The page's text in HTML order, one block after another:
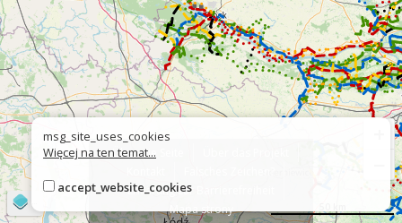
Über die Seite
Erklärung zur Barrierefreiheit
Mapa strony
msg_site_uses_cookies
Więcej na ten temat...
accept_website_cookies